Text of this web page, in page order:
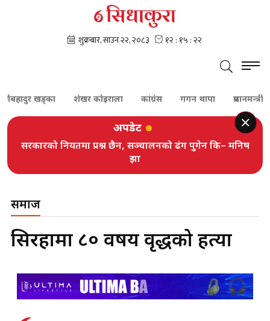
खड्का शेखर कोइराला कांग्रेस गगन थापा प्रधानमन्त्री बालेन
अपडेट
सरकारको नियतमा प्रश्न छैन, सञ्चालनको ढंग पुगेन कि– मनिष
झा
समाज
सिरहामा ८० वर्षीय वृद्धको हत्या